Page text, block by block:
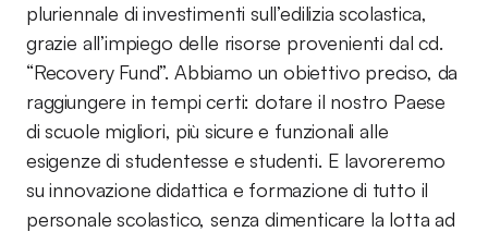
pluriennale di investimenti sull’edilizia scolastica,
grazie all’impiego delle risorse provenienti dal cd.
“Recovery Fund”. Abbiamo un obiettivo preciso, da
raggiungere in tempi certi: dotare il nostro Paese
di scuole migliori, più sicure e funzionali alle
esigenze di studentesse e studenti. E lavoreremo
su innovazione didattica e formazione di tutto il
personale scolastico, senza dimenticare la lotta ad